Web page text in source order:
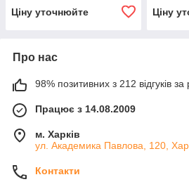
Ціну уточнюйте
Ціну
Про нас
98% позитивних з 212 відгуків за
Працює з 14.08.2009
м. Харків
ул. Академика Павлова, 120,
Контакти